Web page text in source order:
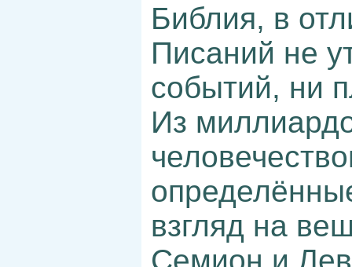
Библия, в
Писаний не
событий, ни
Из
взгляд на
Семион и